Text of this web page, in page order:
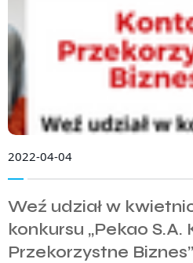
2022-04-04
Weź udział w
konkursu „Pekao S.A.
Przekorzystne